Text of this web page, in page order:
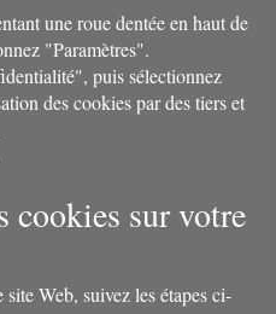
une roue dentée en haut de
"Paramètres".
puis sélectionnez
des cookies par des tiers et
cookies sur votre
Web, suivez les étapes ci-